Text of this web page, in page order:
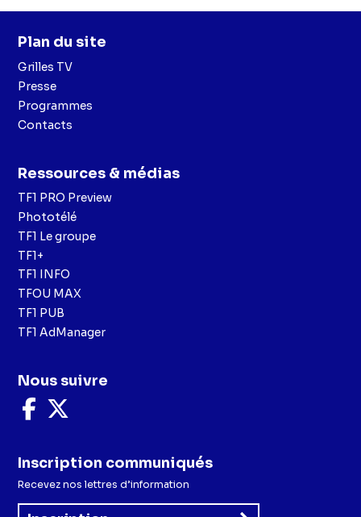
Plan du site
Grilles TV
Presse
Programmes
Contacts
Ressources & médias
TF1 PRO Preview
Phototélé
TF1 Le groupe
TF1+
TF1 INFO
TFOU MAX
TF1 PUB
TF1 AdManager
Nous suivre
Nous
suivre
Facebook
X
Inscription communiqués
Recevez nos lettres d’information